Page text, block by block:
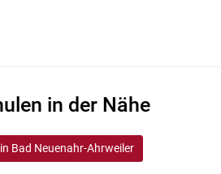
in der Nähe
Bad Neuenahr-Ahrweiler